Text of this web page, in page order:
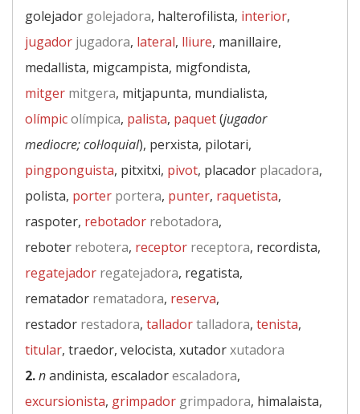
golejador golejadora, halterofilista, interior,
jugador jugadora, lateral, lliure, manillaire,
medallista, migcampista, migfondista,
mitger mitgera, mitjapunta, mundialista,
olímpicolímpica, palista, paquet(jugador
mediocre; col·loquial), perxista, pilotari,
pingponguista, pitxitxi, pivot, placador placadora,
polista, porter portera, punter, raquetista,
raspoter, rebotador rebotadora,
reboter rebotera, receptor receptora, recordista,
regatejador regatejadora, regatista,
rematador rematadora, reserva,
restador restadora, talladortalladora, tenista,
titular, traedor, velocista, xutadorxutadora
2.nandinista, escaladorescaladora,
excursionista, grimpador grimpadora, himalaista,